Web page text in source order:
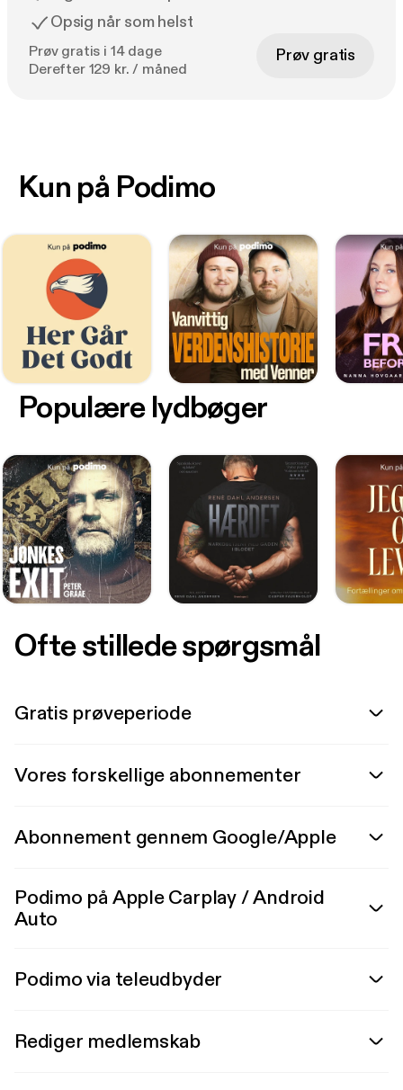
Opsig når som helst
Prøv gratis i 14 dage
Derefter 129 kr. / måned
Prøv gratis
Kun på Podimo
Populære lydbøger
Ofte stillede spørgsmål
Gratis prøveperiode
Vores forskellige abonnementer
Abonnement gennem Google/Apple
Podimo på Apple Carplay / Android
Auto
Podimo via teleudbyder
Rediger medlemskab